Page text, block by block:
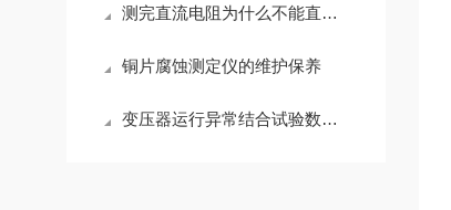
测完直流电阻为什么不能直接拆线？
铜片腐蚀测定仪的维护保养
变压器运行异常结合试验数据综合判断方法